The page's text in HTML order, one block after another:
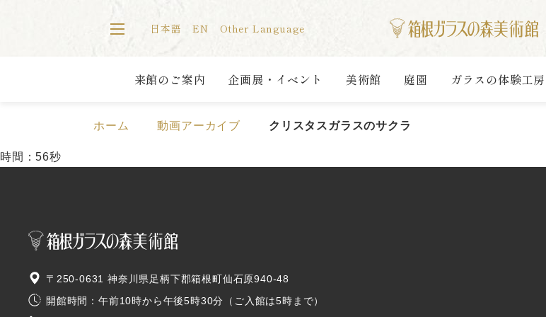
日本語 EN Other Language
来館のご案内 企画展・イベント 美術館 庭園 ガラスの体験工房
ホーム 動画アーカイブ クリスタスガラスのサクラ
時間：56秒
〒250-0631 神奈川県足柄下郡箱根町仙石原940-48
開館時間：午前10時から午後5時30分（ご入館は5時まで）